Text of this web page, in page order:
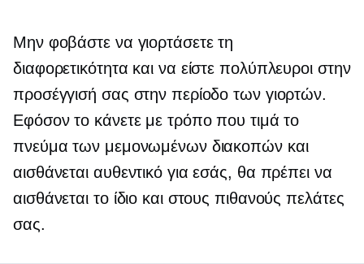
Μην φοβάστε να γιορτάσετε τη
διαφορετικότητα και να είστε πολύπλευροι στην
προσέγγισή σας στην περίοδο των γιορτών.
Εφόσον το κάνετε με τρόπο που τιμά το
πνεύμα των μεμονωμένων διακοπών και
αισθάνεται αυθεντικό για εσάς, θα πρέπει να
αισθάνεται το ίδιο και στους πιθανούς πελάτες
σας.